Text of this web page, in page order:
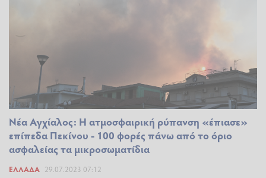
Νέα Αγχίαλος: Η ατμοσφαιρική ρύπανση «έπιασε»
επίπεδα Πεκίνου - 100 φορές πάνω από το όριο
ασφαλείας τα μικροσωματίδια
ΕΛΛΆΔΑ 29.07.2023 07:12